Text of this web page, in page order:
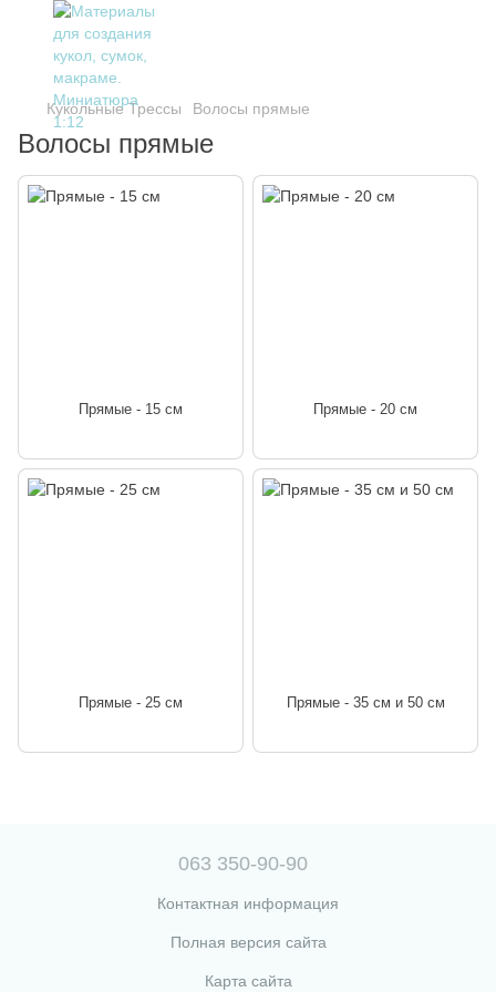
Кукольные Трессы Волосы прямые
Волосы прямые
Прямые - 15 см Прямые - 20 см
Прямые - 25 см Прямые - 35 см и 50 см
063 350-90-90
Контактная информация
Полная версия сайта
Карта сайта